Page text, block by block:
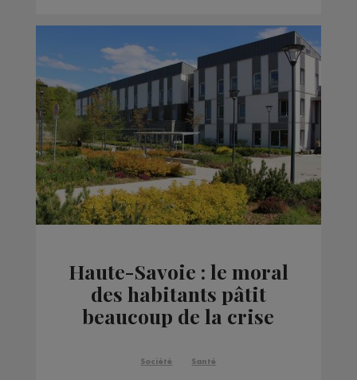
Haute-Savoie : le moral
des habitants pâtit
beaucoup de la crise
économique
Société Santé